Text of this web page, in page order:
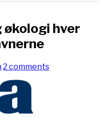
økologi hver
2 comments